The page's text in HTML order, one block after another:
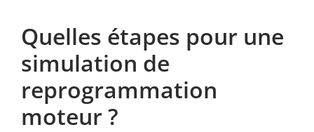
Quelles étapes pour une
simulation de
reprogrammation
moteur ?